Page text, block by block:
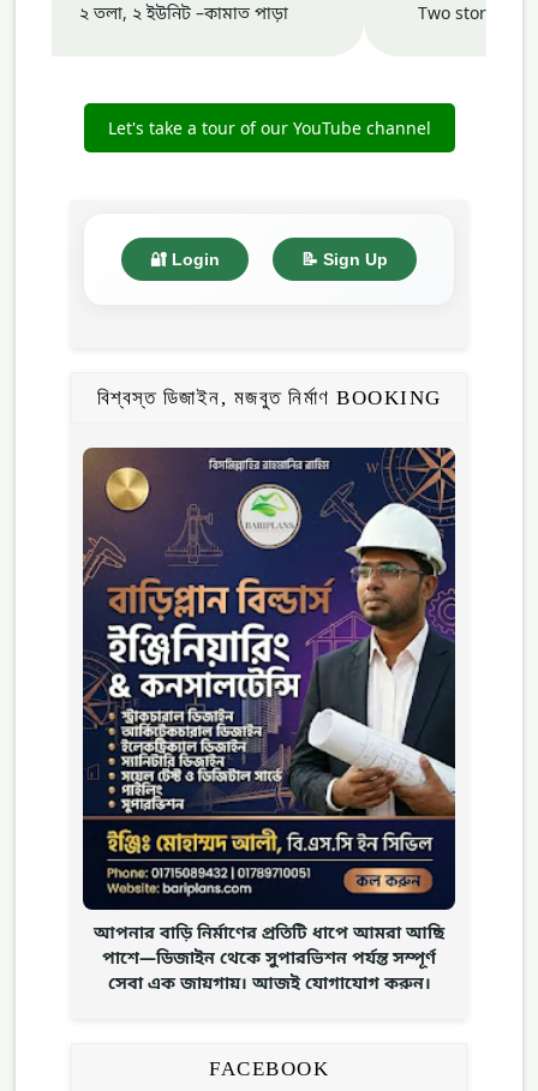
২ তলা, ২ ইউনিট –কামাত পাড়া Two storey
Let's take a tour of our YouTube channel
🔐 Login 📝 Sign Up
বিশ্বস্ত ডিজাইন, মজবুত নির্মাণ BOOKING
আপনার বাড়ি নির্মাণের প্রতিটি ধাপে আমরা আছি
পাশে—ডিজাইন থেকে সুপারভিশন পর্যন্ত সম্পূর্ণ
সেবা এক জায়গায়। আজই যোগাযোগ করুন।
FACEBOOK